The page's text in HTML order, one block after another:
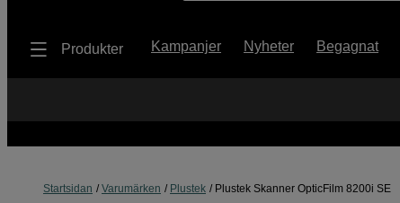
Produkter Kampanjer Nyheter Begagnat
Startsidan Varumärken Plustek Plustek Skanner OpticFilm 8200i SE